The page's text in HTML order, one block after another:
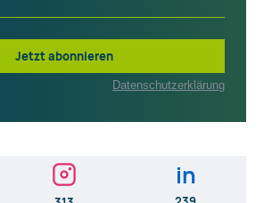
Jetzt abonnieren
Datenschutzerklärung
in